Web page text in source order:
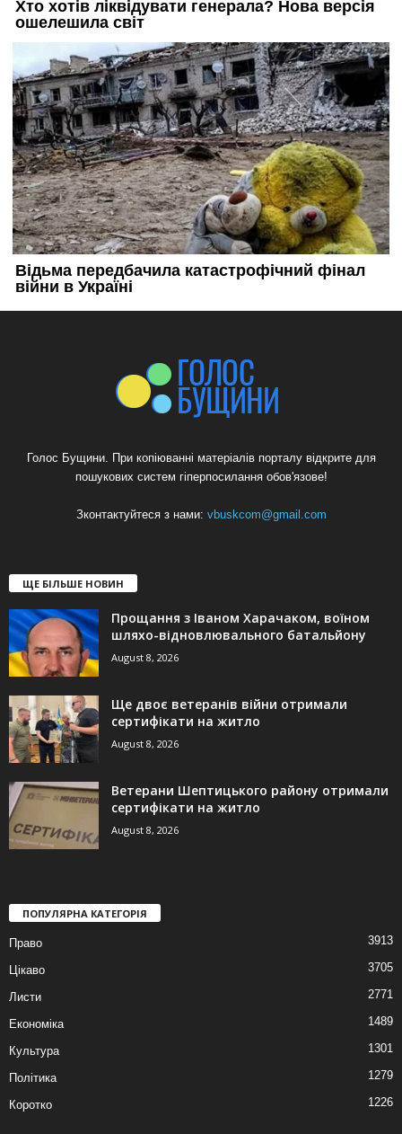
Голос Бущини. При копіюванні матеріалів порталу відкрите для
пошукових систем гіперпосилання обов'язове!
Зконтактуйтеся з нами: vbuskcom@gmail.com
ЩЕ БІЛЬШЕ НОВИН
Прощання з Іваном Харачаком, воїном
шляхо-відновлювального батальйону
August 8, 2026
Ще двоє ветеранів війни отримали
сертифікати на житло
August 8, 2026
Ветерани Шептицького району отримали
сертифікати на житло
August 8, 2026
ПОПУЛЯРНА КАТЕГОРІЯ
Право 3913
Цікаво 3705
Листи 2771
Економіка 1489
Культура 1301
Політика 1279
Коротко 1226